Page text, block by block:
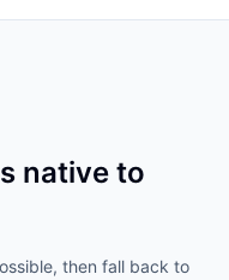
native to
then fall back to